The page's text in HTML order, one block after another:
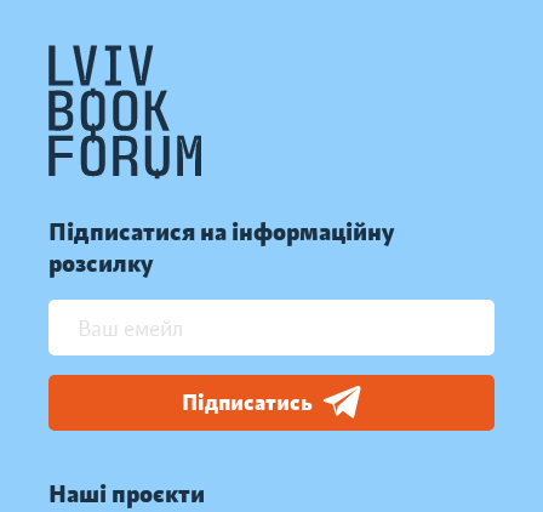
Підписатися на інформаційну
розсилку
Підписатись
Наші проєкти